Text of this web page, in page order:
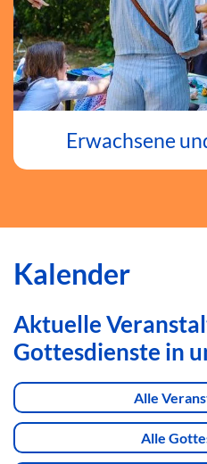
Erwachsene
Kalender
Aktuelle
Gottesdienste in
Alle
Alle